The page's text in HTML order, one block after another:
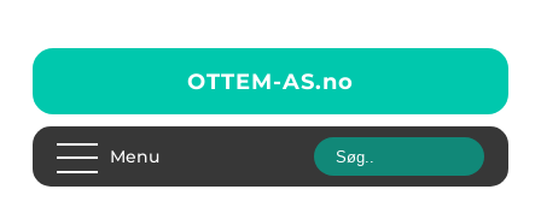
OTTEM-AS.no
Menu